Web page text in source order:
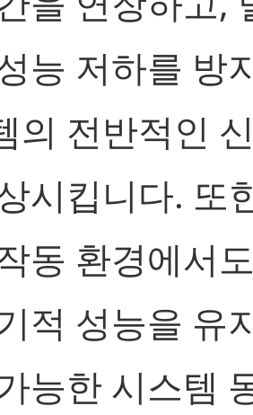
능 저하를 방
의 전반적인
시킵니다. 또
동 환경에서
적 성능을 유
능한 시스템